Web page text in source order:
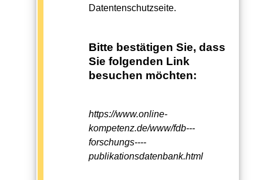
Datentenschutzseite.
Bitte bestätigen Sie, dass
Sie folgenden Link
besuchen möchten:
https://www.online-
kompetenz.de/www/fdb---
forschungs----
publikationsdatenbank.html